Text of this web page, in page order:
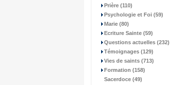
Prière (110)
Psychologie et Foi (59)
Marie (80)
Ecriture Sainte (59)
Questions actuelles (232)
Témoignages (129)
Vies de saints (713)
Formation (158)
Sacerdoce (49)